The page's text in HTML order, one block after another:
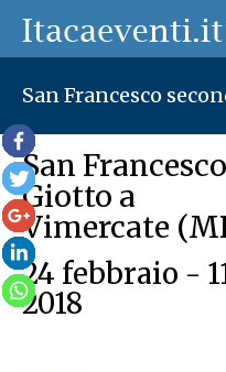
San Francesco
San
Giotto a
Vimercate
24 febbraio -
2018